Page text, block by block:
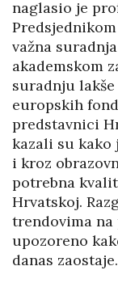
naglasio je
važna
akademskom
suradnju
europskih
predstavnici
kazali su kako
i kroz
potrebna
Hrvatskoj.
trendovima
upozoreno
danas zaostaje.